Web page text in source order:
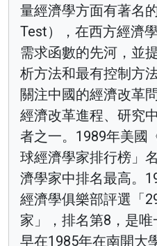
量經濟學方面有著名
Test），在西方經濟
需求函數的先河，並
析方法和最有控制方
關注中國的經濟改革
經濟改革進程、研究
者之一。1989年美國
球經濟學家排行榜」
濟學家中排名最高。
經濟學俱樂部評選「
家」，排名第8，是唯
早在1985年在南開大